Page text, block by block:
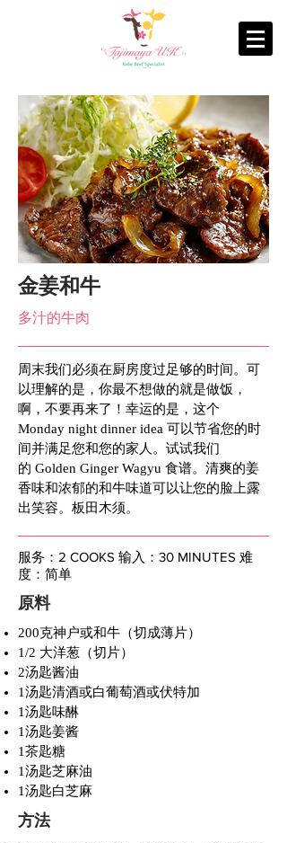
金姜和牛
多汁的牛肉
周末我们必须在厨房度过足够的时间。可
以理解的是，你最不想做的就是做饭，
啊，不要再来了！幸运的是，这个
Monday night dinner idea 可以节省您的时
间并满足您和您的家人。试试我们
的 Golden Ginger Wagyu 食谱。清爽的姜
香味和浓郁的和牛味道可以让您的脸上露
出笑容。板田木须。
服务：2 COOKS 输入：30 MINUTES 难
度：简单
原料
200克神户或和牛（切成薄片）
1/2 大洋葱（切片）
2汤匙酱油
1汤匙清酒或白葡萄酒或伏特加
1汤匙味醂
1汤匙姜酱
1茶匙糖
1汤匙芝麻油
1汤匙白芝麻
方法